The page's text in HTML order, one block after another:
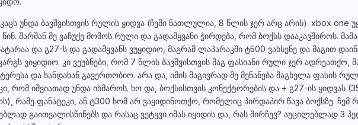
უნდა ბავშვისთვის რულის ყიდვა (ჩემი ნათლულია, 8 წლის ჯერ არც არის). xbox one
წინ. შარშან მე ვაჩუქე მომოს რული და გადამყვანი ჭირდება, რომ ბოქსს დააკავშიროს.
და გ27-ს და გადამყვანს ვუყიდიო, მაგრამ ლაპარაკში ტ500 ვახსენე და მაგით
ვიყიდიო. კი ვეუბნები, რომ 7 წლის ბავშვისთვის მაგ ფასიანი რული ჯერ ადრეათქო,
და ხანდახან გავერთობიო. არა და, იმის მაგივრად მე მენანება მაგხელა ფასის
რომ იშვიათად უნდა იხმაროს. ხო და, ბოქსისთვის კონექტორების და + გ27-ის ყიდვას
რამე ფანატეკი, ან ტ300 ხომ არ ვაყიდინოთქო, რომელიც პირდაპირ წავა ბოქსზე. ჩემ
გაითვალისწინებს და რასაც ვეტყვი იმას იყიდის და, რას მირჩევ? აუცილებლად 3